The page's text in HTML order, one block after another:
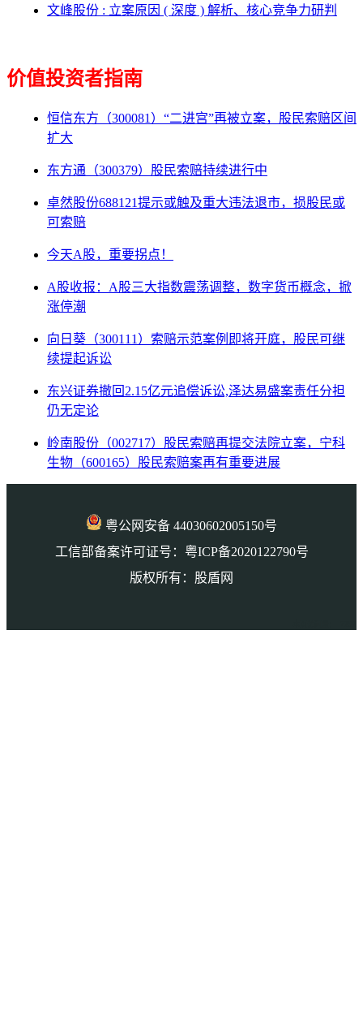
文峰股份 : 立案原因 ( 深度 ) 解析、核心竞争力研判
价值投资者指南
恒信东方（300081）“二进宫”再被立案，股民索赔区间
扩大
东方通（300379）股民索赔持续进行中
卓然股份688121提示或触及重大违法退市，损股民或
可索赔
今天A股，重要拐点！
A股收报：A股三大指数震荡调整，数字货币概念，掀
涨停潮
向日葵（300111）索赔示范案例即将开庭，股民可继
续提起诉讼
东兴证券撤回2.15亿元追偿诉讼,泽达易盛案责任分担
仍无定论
岭南股份（002717）股民索赔再提交法院立案，宁科
生物（600165）股民索赔案再有重要进展
粤公网安备 44030602005150号
工信部备案许可证号：粤ICP备2020122790号
版权所有：股盾网